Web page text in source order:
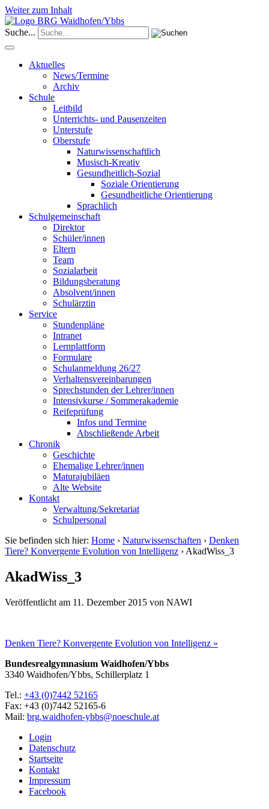
Weiter zum Inhalt
Suche...
Aktuelles
News/Termine
Archiv
Schule
Leitbild
Unterrichts- und Pausenzeiten
Unterstufe
Oberstufe
Naturwissenschaftlich
Musisch-Kreativ
Gesundheitlich-Sozial
Soziale Orientierung
Gesundheitliche Orientierung
Sprachlich
Schulgemeinschaft
Direktor
Schüler/innen
Eltern
Team
Sozialarbeit
Bildungsberatung
Absolvent/innen
Schulärztin
Service
Stundenpläne
Intranet
Lernplattform
Formulare
Schulanmeldung 26/27
Verhaltensvereinbarungen
Sprechstunden der Lehrer/innen
Intensivkurse / Sommerakademie
Reifeprüfung
Infos und Termine
Abschließende Arbeit
Chronik
Geschichte
Ehemalige Lehrer/innen
Maturajubiläen
Alte Website
Kontakt
Verwaltung/Sekretariat
Schulpersonal
Sie befinden sich hier: Home › Naturwissenschaften › Denken
Tiere? Konvergente Evolution von Intelligenz › AkadWiss_3
AkadWiss_3
Veröffentlicht am 11. Dezember 2015 von NAWI
Denken Tiere? Konvergente Evolution von Intelligenz »
Bundesrealgymnasium Waidhofen/Ybbs
3340 Waidhofen/Ybbs, Schillerplatz 1
Tel.: +43 (0)7442 52165
Fax: +43 (0)7442 52165-6
Mail: brg.waidhofen-ybbs@noeschule.at
Login
Datenschutz
Startseite
Kontakt
Impressum
Facebook